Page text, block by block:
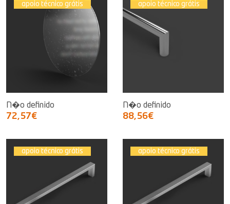
apoio técnico grátis
N�o definido
72,57€
apoio técnico grátis
N�o definido
88,56€
apoio técnico grátis apoio técnico grátis